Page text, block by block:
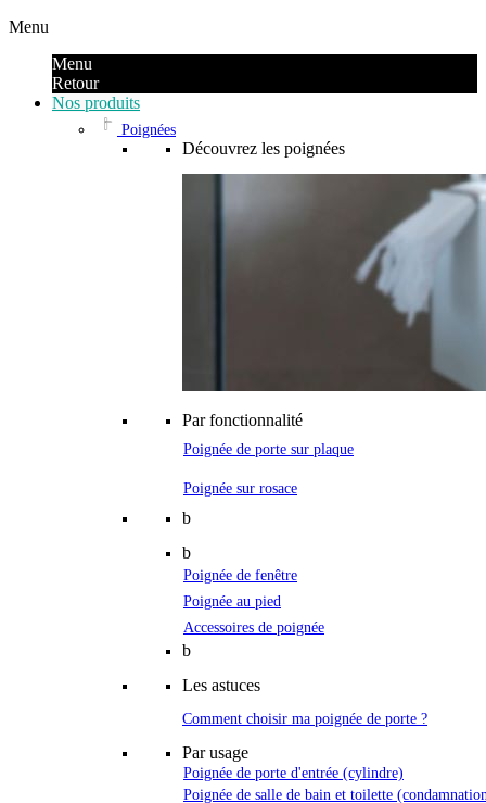
Menu
Menu
Retour
Nos produits
Poignées
Découvrez les poignées
Par fonctionnalité
Poignée de porte sur plaque
Poignée sur rosace
b
b
Poignée de fenêtre
Poignée au pied
Accessoires de poignée
b
Les astuces
Comment choisir ma poignée de porte ?
Par usage
Poignée de porte d'entrée (cylindre)
Poignée de salle de bain et toilette